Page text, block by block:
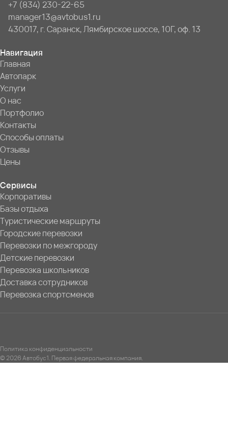
+7 (834) 230-22-65
manager13@avtobus1.ru
430017, г. Саранск, Лямбирское шоссе, 10Г, оф. 13
Навигация
Главная
Автопарк
Услуги
О нас
Портфолио
Контакты
Способы оплаты
Отзывы
Цены
Сервисы
Корпоративы
Базы отдыха
Туристические маршруты
Городские перевозки
Перевозки по межгороду
Детские перевозки
Перевозка школьников
Доставка сотрудников
Перевозка спортсменов
Политика конфиденциальности
© 2026 Автобус1. Первая федеральная компания.